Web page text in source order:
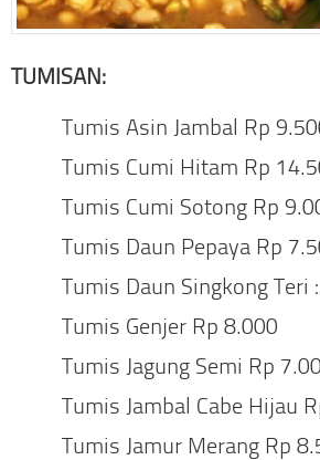
TUMISAN:
Tumis Asin Jambal Rp
Tumis Cumi Hitam Rp
Tumis Cumi Sotong Rp
Tumis Daun Pepaya Rp
Tumis Daun Singkong Teri
Tumis Genjer Rp 8.000
Tumis Jagung Semi Rp
Tumis Jambal Cabe Hijau
Tumis Jamur Merang Rp